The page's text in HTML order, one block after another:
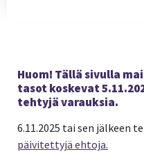
Huom! Tällä sivulla
tasot koskevat
tehtyjä varauksia.
6.11.2025 tai sen jälkeen
päivitettyjä ehtoja.